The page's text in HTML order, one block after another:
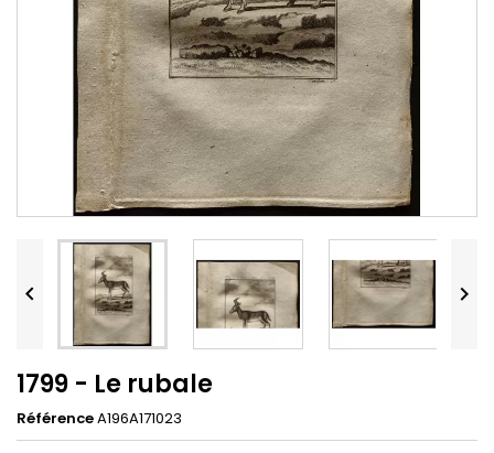
 
1799 - Le rubale
RéférenceA196A171023